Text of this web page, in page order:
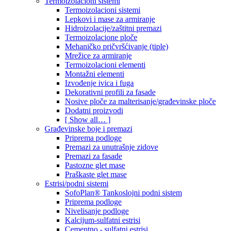
Termoizolacioni sistemi
Lepkovi i mase za armiranje
Hidroizolacije/zaštitni premazi
Termoizolacione ploče
Mehaničko pričvršćivanje (tiple)
Mrežice za armiranje
Termoizolacioni elementi
Montažni elementi
Izvođenje ivica i fuga
Dekorativni profili za fasade
Nosive ploče za malterisanje/građevinske ploče
Dodatni proizvodi
[ Show all… ]
Građevinske boje i premazi
Priprema podloge
Premazi za unutrašnje zidove
Premazi za fasade
Pastozne glet mase
Praškaste glet mase
Estrisi/podni sistemi
SofoPlan® Tankoslojni podni sistem
Priprema podloge
Nivelisanje podloge
Kalcijum-sulfatni estrisi
Cementno - sulfatni estrisi